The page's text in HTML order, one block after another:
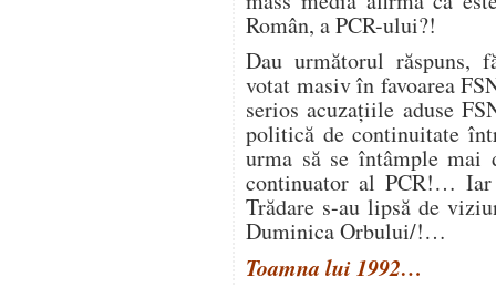
Român, a PCR-ului?!
Dau următorul răspuns,
votat masiv în favoarea
serios acuzațiile aduse
politică de continuitate
urma să se întâmple mai
continuator al PCR!…
Trădare s-au lipsă de
Duminica Orbului/!…
Toamna lui 1992…